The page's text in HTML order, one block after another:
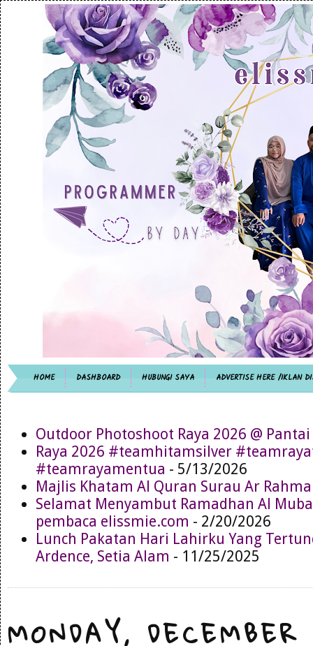
HOME DASHBOARD HUBUNGI SAYA ADVERTISE HERE /IKLAN
Outdoor Photoshoot Raya 2026 @ Pantai
Raya 2026 #teamhitamsilver
#teamrayamentua - 5/13/2026
Majlis Khatam Al Quran Surau Ar
Selamat Menyambut Ramadhan Al
pembaca elissmie.com - 2/20/2026
Lunch Pakatan Hari Lahirku Yang
Ardence, Setia Alam - 11/25/2025
MONDAY,